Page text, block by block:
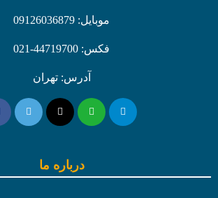
موبایل: 09126036879
فکس: 44719700-021
آدرس: تهران
درباره ما